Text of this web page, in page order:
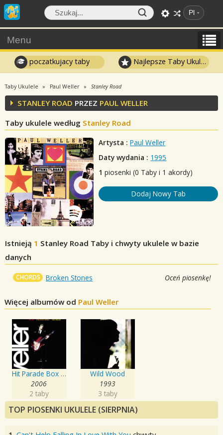
Pl
Menu
poczatkujacy taby Najlepsze Taby Ukulele
Taby Ukulele Paul Weller Stanley Road
STANLEY ROAD PRZEZ PAUL WELLER
Taby ukulele według Stanley Road
Artysta : Paul Weller
Daty wydania : 1995
1 piosenki (0 Taby i 1 akordy)
Dodaj Nowy Tab
Istnieją 1 Stanley Road Taby i chwyty ukulele w bazie
danych
CHORDS Broken Stones Oceń piosenkę!
Więcej albumów od Paul Weller
Hit Parade Box Set
2006
2 taby
Wild Wood
1993
3 taby
TOP PIOSENKI UKULELE (SIERPNIA)